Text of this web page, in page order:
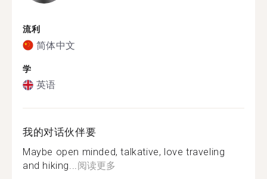
流利
简体中文
学
英语
我的对话伙伴要
Maybe open minded, talkative, love traveling
and hiking...阅读更多